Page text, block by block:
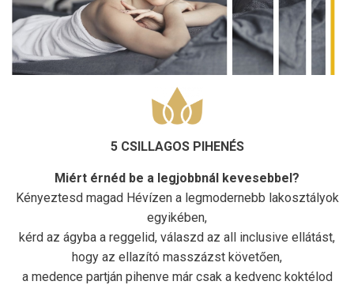
5 CSILLAGOS PIHENÉS
Miért érnéd be a legjobbnál kevesebbel?
Kényeztesd magad Hévízen a legmodernebb lakosztályok
egyikében,
kérd az ágyba a reggelid, válaszd az all inclusive ellátást,
hogy az ellazító masszázst követően,
a medence partján pihenve már csak a kedvenc koktélod